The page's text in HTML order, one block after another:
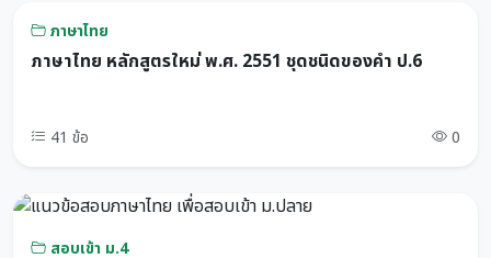
ภาษาไทย
ภาษาไทย หลักสูตรใหม่ พ.ศ. 2551 ชุดชนิดของคำ ป.6
41 ข้อ 0
สอบเข้า ม.4